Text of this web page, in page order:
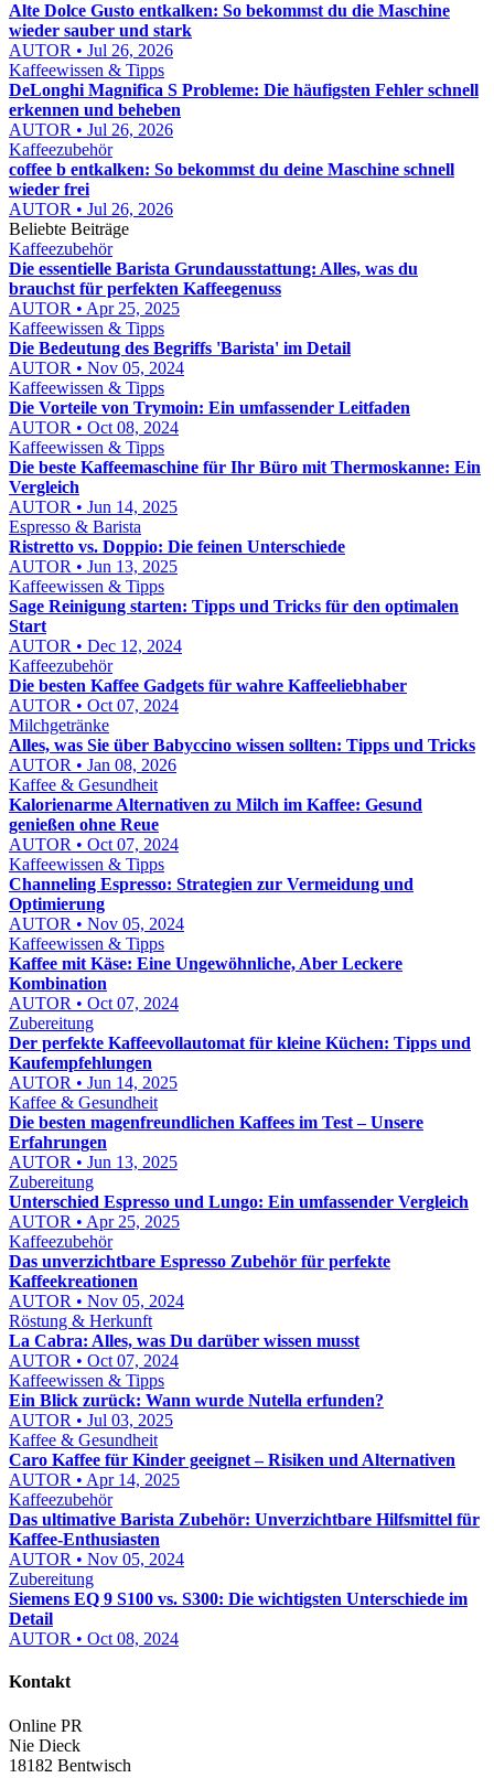
Alte Dolce Gusto entkalken: So bekommst du die Maschine
wieder sauber und stark
AUTOR • Jul 26, 2026
Kaffeewissen & Tipps
DeLonghi Magnifica S Probleme: Die häufigsten Fehler schnell
erkennen und beheben
AUTOR • Jul 26, 2026
Kaffeezubehör
coffee b entkalken: So bekommst du deine Maschine schnell
wieder frei
AUTOR • Jul 26, 2026
Beliebte Beiträge
Kaffeezubehör
Die essentielle Barista Grundausstattung: Alles, was du
brauchst für perfekten Kaffeegenuss
AUTOR • Apr 25, 2025
Kaffeewissen & Tipps
Die Bedeutung des Begriffs 'Barista' im Detail
AUTOR • Nov 05, 2024
Kaffeewissen & Tipps
Die Vorteile von Trymoin: Ein umfassender Leitfaden
AUTOR • Oct 08, 2024
Kaffeewissen & Tipps
Die beste Kaffeemaschine für Ihr Büro mit Thermoskanne: Ein
Vergleich
AUTOR • Jun 14, 2025
Espresso & Barista
Ristretto vs. Doppio: Die feinen Unterschiede
AUTOR • Jun 13, 2025
Kaffeewissen & Tipps
Sage Reinigung starten: Tipps und Tricks für den optimalen
Start
AUTOR • Dec 12, 2024
Kaffeezubehör
Die besten Kaffee Gadgets für wahre Kaffeeliebhaber
AUTOR • Oct 07, 2024
Milchgetränke
Alles, was Sie über Babyccino wissen sollten: Tipps und Tricks
AUTOR • Jan 08, 2026
Kaffee & Gesundheit
Kalorienarme Alternativen zu Milch im Kaffee: Gesund
genießen ohne Reue
AUTOR • Oct 07, 2024
Kaffeewissen & Tipps
Channeling Espresso: Strategien zur Vermeidung und
Optimierung
AUTOR • Nov 05, 2024
Kaffeewissen & Tipps
Kaffee mit Käse: Eine Ungewöhnliche, Aber Leckere
Kombination
AUTOR • Oct 07, 2024
Zubereitung
Der perfekte Kaffeevollautomat für kleine Küchen: Tipps und
Kaufempfehlungen
AUTOR • Jun 14, 2025
Kaffee & Gesundheit
Die besten magenfreundlichen Kaffees im Test – Unsere
Erfahrungen
AUTOR • Jun 13, 2025
Zubereitung
Unterschied Espresso und Lungo: Ein umfassender Vergleich
AUTOR • Apr 25, 2025
Kaffeezubehör
Das unverzichtbare Espresso Zubehör für perfekte
Kaffeekreationen
AUTOR • Nov 05, 2024
Röstung & Herkunft
La Cabra: Alles, was Du darüber wissen musst
AUTOR • Oct 07, 2024
Kaffeewissen & Tipps
Ein Blick zurück: Wann wurde Nutella erfunden?
AUTOR • Jul 03, 2025
Kaffee & Gesundheit
Caro Kaffee für Kinder geeignet – Risiken und Alternativen
AUTOR • Apr 14, 2025
Kaffeezubehör
Das ultimative Barista Zubehör: Unverzichtbare Hilfsmittel für
Kaffee-Enthusiasten
AUTOR • Nov 05, 2024
Zubereitung
Siemens EQ 9 S100 vs. S300: Die wichtigsten Unterschiede im
Detail
AUTOR • Oct 08, 2024
Kontakt
Online PR
Nie Dieck
18182 Bentwisch